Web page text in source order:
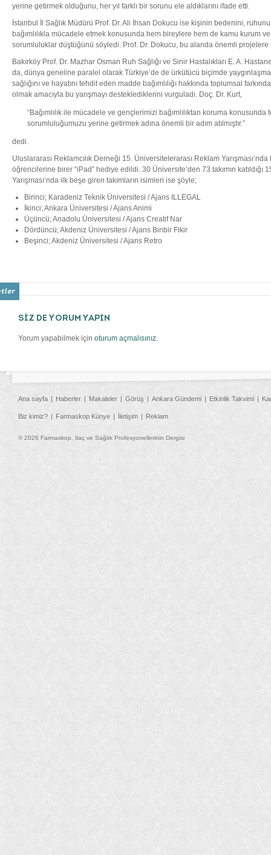
yerine getirmek olduğunu, her yıl farklı bir sorunu ele aldıklarını ifade etti.
İstanbul İl Sağlık Müdürü Prof. Dr. Ali İhsan Dokucu ise kişinin bedenini,
bağımlılıkla mücadele etmek konusunda hem bireylere hem de kamu kurum
sorumluluklar düştüğünü söyledi. Prof. Dr. Dokucu, bu alanda önemli
Bakırköy Prof. Dr. Mazhar Osman Ruh Sağlığı ve Sinir Hastalıkları E. A.
da, dünya geneline paralel olarak Türkiye’de de ürkütücü biçimde
sağlığını ve hayatını tehdit eden madde bağımlılığı hakkında toplumsal
olmak amacıyla bu yarışmayı desteklediklerini vurguladı. Doç. Dr. Kurt,
“Bağımlılık ile mücadele ve gençlerimizi bağımlılıktan koruma konusunda
sorumluluğumuzu yerine getirmek adına önemli bir adım atılmıştır.”
dedi.
Uluslararası Reklamcılık Derneği 15. Üniversitelerarası Reklam
öğrencilerine birer “iPad” hediye edildi. 30 Üniversite’den 73 takımın katıldığı
Yarışması’nda ilk beşe giren takımların isimleri ise şöyle;
Birinci; Karadeniz Teknik Üniversitesi / Ajans ILLEGAL
İkinci; Ankara Üniversitesi / Ajans Animi
Üçüncü; Anadolu Üniversitesi / Ajans Creatif Nar
Dördüncü; Akdeniz Üniversitesi / Ajans Binbir Fikir
Beşinci; Akdeniz Üniversitesi / Ajans Retro
SİZ DE YORUM YAPIN
Yorum yapabilmek için oturum açmalısınız.
Ana sayfa Haberler Makaleler Görüş Ankara Gündemi Etkinlik Takvimi
Biz kimiz? Farmaskop Künye İletişim Reklam
© 2026 Farmaskop, İlaç ve Sağlık Profesyonellerinin Dergisi